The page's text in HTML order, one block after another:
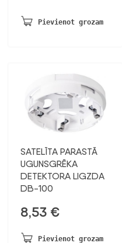
Pievienot grozam
SATELĪTA PARASTĀ
UGUNSGRĒKA
DETEKTORA LIGZDA
DB-100
8,53 €
Pievienot grozam